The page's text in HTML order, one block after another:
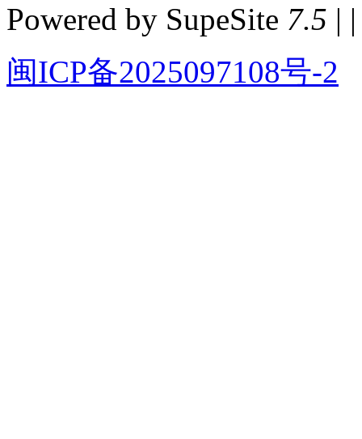
Powered by SupeSite 7.5 | |
闽ICP备2025097108号-2